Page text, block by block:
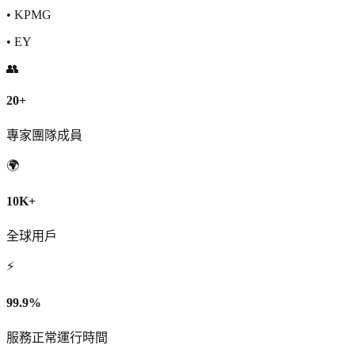
• KPMG
• EY
👥
20+
專家團隊成員
🌍
10K+
全球用戶
⚡
99.9%
服務正常運行時間